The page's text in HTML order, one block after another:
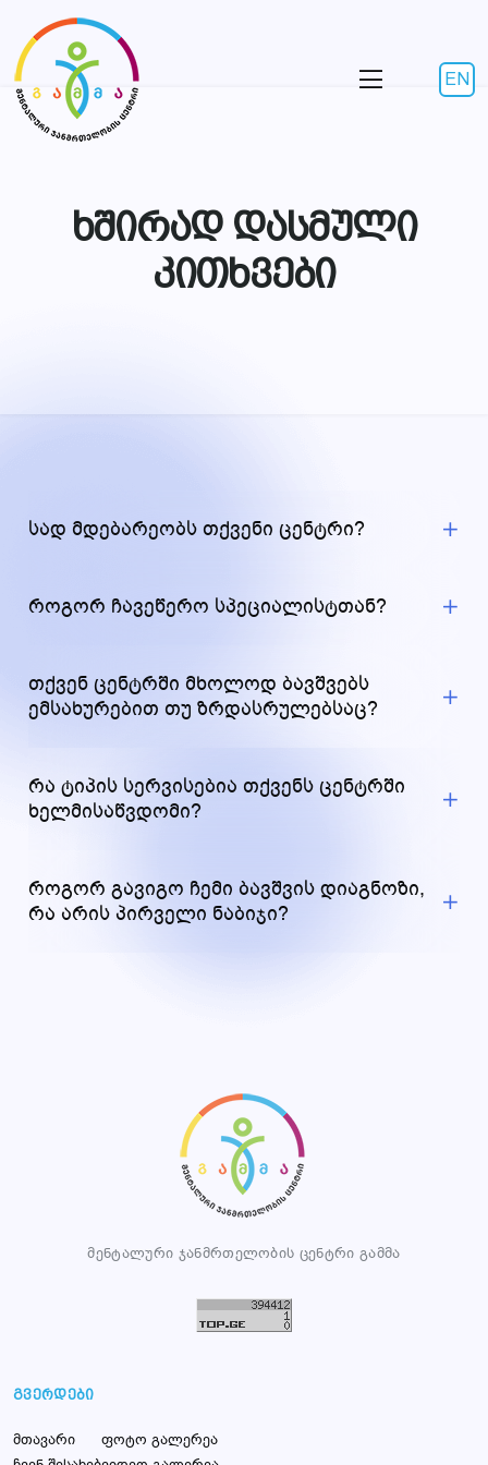
EN
ხშირად დასმული
კითხვები
სად მდებარეობს თქვენი ცენტრი?
როგორ ჩავეწერო სპეციალისტთან?
თქვენ ცენტრში მხოლოდ ბავშვებს
ემსახურებით თუ ზრდასრულებსაც?
რა ტიპის სერვისებია თქვენს ცენტრში
ხელმისაწვდომი?
როგორ გავიგო ჩემი ბავშვის დიაგნოზი,
რა არის პირველი ნაბიჯი?
გვერდები
მთავარი
ფოტო გალერეა
მენტალური ჯანმრთელობის ცენტრი გამმა